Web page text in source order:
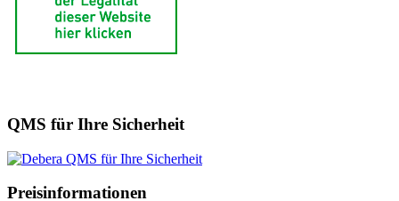
QMS für Ihre Sicherheit
Preisinformationen